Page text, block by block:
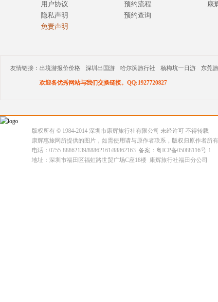
用户协议
隐私声明
免责声明
预约流程
预约查询
康
友情链接： 出境游报价价格 深圳出国游 哈尔滨旅行社 杨梅坑一日游 东莞
欢迎各优秀网站与我们交换链接。QQ:1927720827
版权所有 © 1984-2014 深圳市康辉旅行社有限公司 未经许可 不得转载
康辉惠旅网所提供的图片，如需使用请与原作者联系，版权归原作者所
电话：0755-88862139/88862161/88862163 备案：粤ICP备05088116号-1
地址：深圳市福田区福虹路世贸广场C座18楼 康辉旅行社福田分公司